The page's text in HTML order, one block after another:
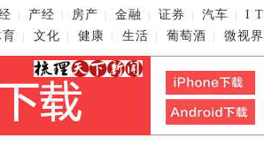
产经 房产 金融 证券 汽车 I T
文化 健康 生活 葡萄酒 微视界